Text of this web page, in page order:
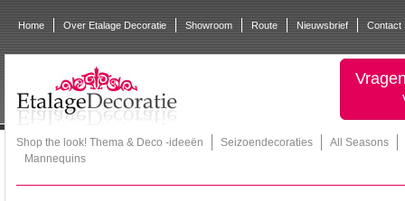
Home Over Etalage Decoratie Showroom Route Nieuwsbrief Contact
Shop the look! Thema & Deco -ideeën Seizoendecoraties
All Seasons
Mannequins